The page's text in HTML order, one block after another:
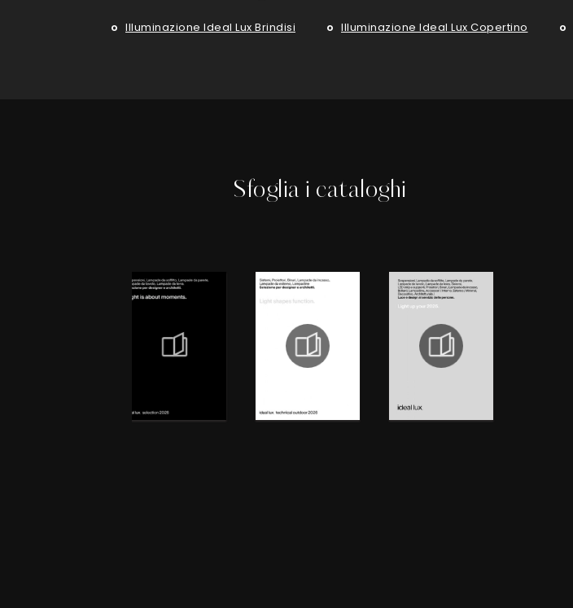
Illuminazione Ideal Lux Brindisi Illuminazione Ideal Lux Copertino
Sfoglia i cataloghi